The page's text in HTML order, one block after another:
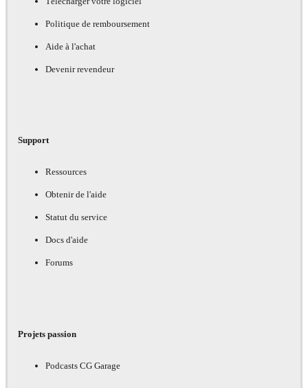
Politique de remboursement
Aide à l'achat
Devenir revendeur
Support
Ressources
Obtenir de l'aide
Statut du service
Docs d'aide
Forums
Projets passion
Podcasts CG Garage